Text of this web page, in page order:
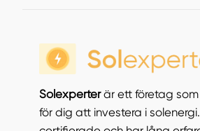
Solexperterär ett företag
för dig att investera i